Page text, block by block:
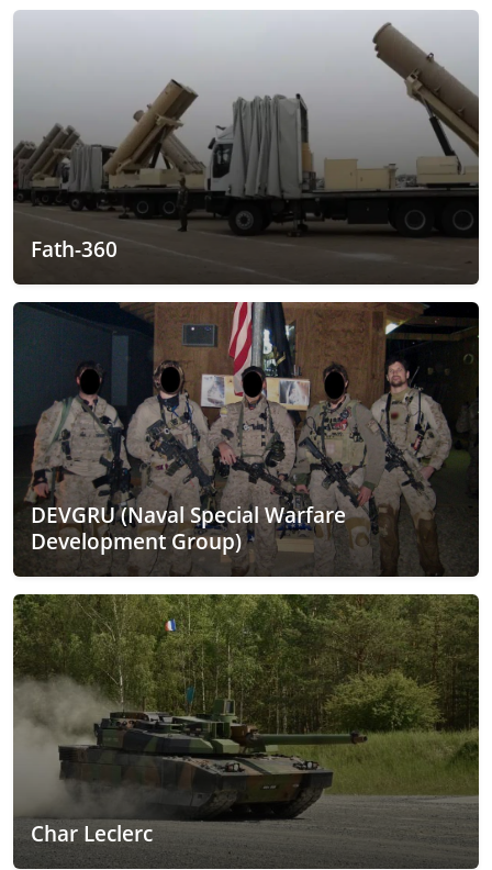
Fath-360
DEVGRU (Naval Special Warfare
Development Group)
Char Leclerc